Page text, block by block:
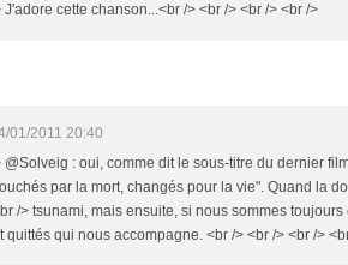
J'adore cette chanson...<br /> <br /> <br /> <br />
01/2011 20:40
@Solveig : oui, comme dit le sous-titre du dernier
par la mort, changés pour la vie". Quand la
/> tsunami, mais ensuite, si nous sommes
quittés qui nous accompagne. <br /> <br /> <br />